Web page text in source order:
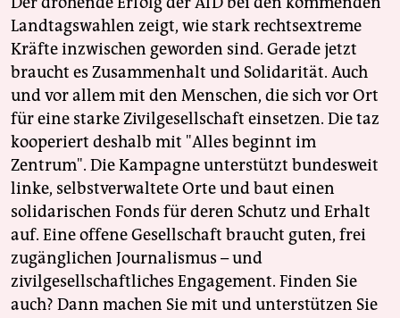
Landtagswahlen zeigt, wie stark rechtsextreme
Kräfte inzwischen geworden sind. Gerade jetzt
braucht es Zusammenhalt und Solidarität. Auch
und vor allem mit den Menschen, die sich vor Ort
für eine starke Zivilgesellschaft einsetzen. Die taz
kooperiert deshalb mit "Alles beginnt im
Zentrum". Die Kampagne unterstützt bundesweit
linke, selbstverwaltete Orte und baut einen
solidarischen Fonds für deren Schutz und Erhalt
auf. Eine offene Gesellschaft braucht guten, frei
zugänglichen Journalismus – und
zivilgesellschaftliches Engagement. Finden Sie
auch? Dann machen Sie mit und unterstützen Sie